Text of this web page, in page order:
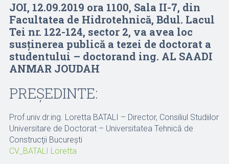
JOI, 12.09.2019 ora 1100, Sala II-7, din
Facultatea de Hidrotehnică, Bdul. Lacul
Tei nr. 122-124, sector 2, va avea loc
susţinerea publică a tezei de doctorat a
studentului – doctorand ing. AL SAADI
ANMAR JOUDAH
PREŞEDINTE:
Prof.univ.dr.ing. Loretta BATALI – Director, Consiliul Studiilor
Universitare de Doctorat – Universitatea Tehnică de
Construcţii Bucureşti
CV_BATALI Loretta